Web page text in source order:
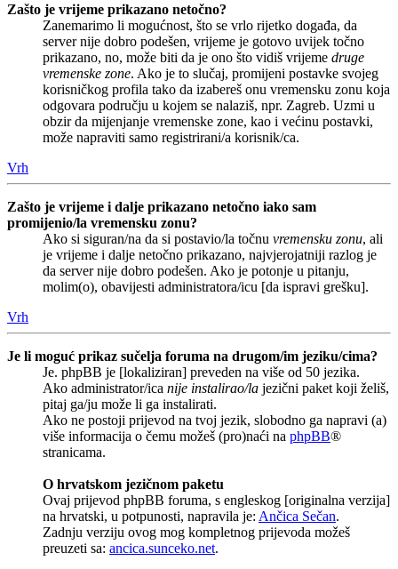
Zašto je vrijeme prikazano netočno?
Zanemarimo li mogućnost, što se vrlo rijetko događa, da
server nije dobro podešen, vrijeme je gotovo uvijek točno
prikazano, no, može biti da je ono što vidiš vrijeme druge
vremenske zone. Ako je to slučaj, promijeni postavke svojeg
korisničkog profila tako da izabereš onu vremensku zonu koja
odgovara području u kojem se nalaziš, npr. Zagreb. Uzmi u
obzir da mijenjanje vremenske zone, kao i većinu postavki,
može napraviti samo registrirani/a korisnik/ca.
Vrh
Zašto je vrijeme i dalje prikazano netočno iako sam
promijenio/la vremensku zonu?
Ako si siguran/na da si postavio/la točnu vremensku zonu, ali
je vrijeme i dalje netočno prikazano, najvjerojatniji razlog je
da server nije dobro podešen. Ako je potonje u pitanju,
molim(o), obavijesti administratora/icu [da ispravi grešku].
Vrh
Je li moguć prikaz sučelja foruma na drugom/im jeziku/cima?
Je. phpBB je [lokaliziran] preveden na više od 50 jezika.
Ako administrator/ica nije instalirao/la jezični paket koji želiš,
pitaj ga/ju može li ga instalirati.
Ako ne postoji prijevod na tvoj jezik, slobodno ga napravi (a)
više informacija o čemu možeš (pro)naći na phpBB®
stranicama.
O hrvatskom jezičnom paketu
Ovaj prijevod phpBB foruma, s engleskog [originalna verzija]
na hrvatski, u potpunosti, napravila je: Ančica Sečan.
Zadnju verziju ovog mog kompletnog prijevoda možeš
preuzeti sa: ancica.sunceko.net.